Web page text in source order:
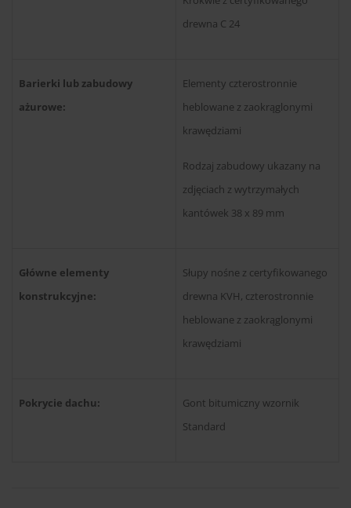
drewna C 24
Barierki lub zabudowy
ażurowe:
Elementy czterostronnie
heblowane z zaokrąglonymi
krawędziami
Rodzaj zabudowy ukazany na
zdjęciach z wytrzymałych
kantówek 38 x 89 mm
Główne elementy
konstrukcyjne:
Słupy nośne z certyfikowanego
drewna KVH, czterostronnie
heblowane z zaokrąglonymi
krawędziami
Pokrycie dachu:
Gont bitumiczny wzornik
Standard